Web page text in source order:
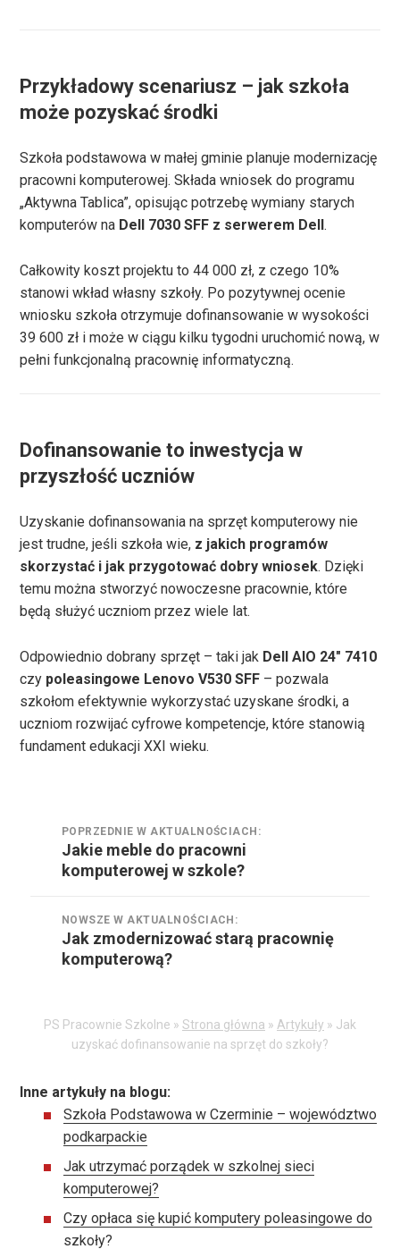
Przykładowy scenariusz – jak szkoła
może pozyskać środki
Szkoła podstawowa w małej gminie planuje modernizację
pracowni komputerowej. Składa wniosek do programu
„Aktywna Tablica”, opisując potrzebę wymiany starych
komputerów na Dell 7030 SFF z serwerem Dell.
Całkowity koszt projektu to 44 000 zł, z czego 10%
stanowi wkład własny szkoły. Po pozytywnej ocenie
wniosku szkoła otrzymuje dofinansowanie w wysokości
39 600 zł i może w ciągu kilku tygodni uruchomić nową, w
pełni funkcjonalną pracownię informatyczną.
Dofinansowanie to inwestycja w
przyszłość uczniów
Uzyskanie dofinansowania na sprzęt komputerowy nie
jest trudne, jeśli szkoła wie, z jakich programów
skorzystać i jak przygotować dobry wniosek. Dzięki
temu można stworzyć nowoczesne pracownie, które
będą służyć uczniom przez wiele lat.
Odpowiednio dobrany sprzęt – taki jak Dell AIO 24″ 7410
czy poleasingowe Lenovo V530 SFF – pozwala
szkołom efektywnie wykorzystać uzyskane środki, a
uczniom rozwijać cyfrowe kompetencje, które stanowią
fundament edukacji XXI wieku.
wpisu
POPRZEDNIE W AKTUALNOŚCIACH:
Poprzednie
w
Jakie meble do pracowni
komputerowej w szkole?
NOWSZE W AKTUALNOŚCIACH:
Nowsze
w
Jak zmodernizować starą pracownię
komputerową?
PS Pracownie Szkolne » Strona główna » Artykuły » Jak
uzyskać dofinansowanie na sprzęt do szkoły?
Inne artykuły na blogu:
Szkoła Podstawowa w Czerminie – województwo
podkarpackie
Jak utrzymać porządek w szkolnej sieci
komputerowej?
Czy opłaca się kupić komputery poleasingowe do
szkoły?